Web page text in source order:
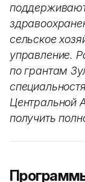
сельское
управление.
по грантам
Центральной
получить